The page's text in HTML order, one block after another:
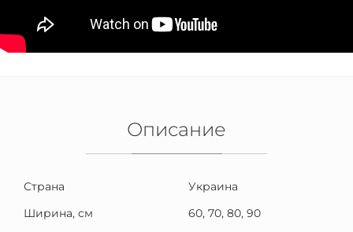
Описание
Страна
Украина
Ширина, см
60, 70, 80, 90